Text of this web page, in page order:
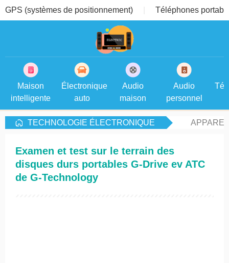
GPS (systèmes de positionnement) Téléphones
Maison
intelligente
Électronique
auto
Audio
maison
Audio
personnel
TECHNOLOGIE ÉLECTRONIQUE
Examen et test sur le terrain des
disques durs portables G-Drive ev ATC
de G-Technology